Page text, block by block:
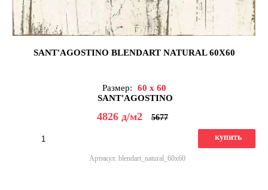
SANT'AGOSTINO BLENDART NATURAL 60X60
Размер:
60 x 60
SANT'AGOSTINO
4826 д/м2 5677
купить
Артикул: blendart_natural_60x60